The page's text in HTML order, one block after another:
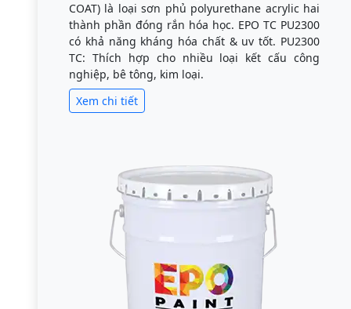
COAT) là loại sơn phủ polyurethane acrylic hai
thành phần đóng rắn hóa học. EPO TC PU2300
có khả năng kháng hóa chất & uv tốt. PU2300
TC: Thích hợp cho nhiều loại kết cấu công
nghiệp, bê tông, kim loại.
Xem chi tiết